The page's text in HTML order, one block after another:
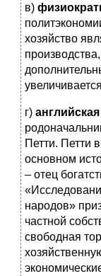
в)
хозяйство
г)
Петти. Петти
основном
– отец
народов»
частной
свободная